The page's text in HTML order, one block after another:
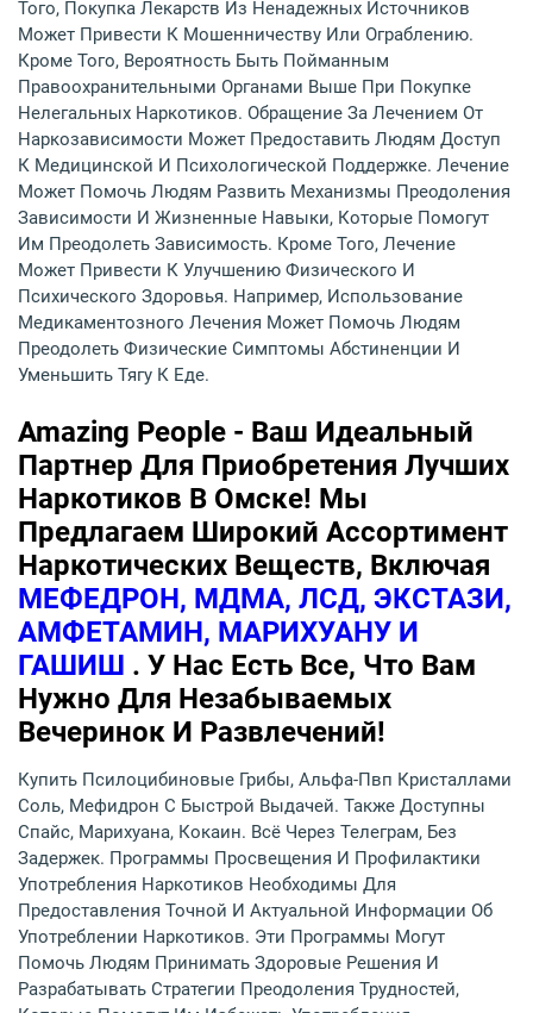
Того, Покупка Лекарств Из Ненадежных Источников
Может Привести К Мошенничеству Или Ограблению.
Кроме Того, Вероятность Быть Пойманным
Правоохранительными Органами Выше При Покупке
Нелегальных Наркотиков. Обращение За Лечением От
Наркозависимости Может Предоставить Людям Доступ
К Медицинской И Психологической Поддержке. Лечение
Может Помочь Людям Развить Механизмы Преодоления
Зависимости И Жизненные Навыки, Которые Помогут
Им Преодолеть Зависимость. Кроме Того, Лечение
Может Привести К Улучшению Физического И
Психического Здоровья. Например, Использование
Медикаментозного Лечения Может Помочь Людям
Преодолеть Физические Симптомы Абстиненции И
Уменьшить Тягу К Еде.
Amazing People - Ваш Идеальный
Партнер Для Приобретения Лучших
Наркотиков В Омске! Мы
Предлагаем Широкий Ассортимент
Наркотических Веществ, Включая
МЕФЕДРОН, МДМА, ЛСД, ЭКСТАЗИ,
АМФЕТАМИН, МАРИХУАНУ И
ГАШИШ . У Нас Есть Все, Что Вам
Нужно Для Незабываемых
Вечеринок И Развлечений!
Купить Псилоцибиновые Грибы, Альфа-Пвп Кристаллами
Соль, Мефидрон С Быстрой Выдачей. Также Доступны
Спайс, Марихуана, Кокаин. Всё Через Телеграм, Без
Задержек. Программы Просвещения И Профилактики
Употребления Наркотиков Необходимы Для
Предоставления Точной И Актуальной Информации Об
Употреблении Наркотиков. Эти Программы Могут
Помочь Людям Принимать Здоровые Решения И
Разрабатывать Стратегии Преодоления Трудностей,